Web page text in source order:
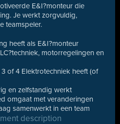
E&I?monteur die
Je werkt zorgvuldig,
teamspeler.
heeft als E&I?monteur
motorregelingen en
of 4 Elektrotechniek heeft (of
en zelfstandig werkt
omgaat met veranderingen
samenwerkt in een team
description